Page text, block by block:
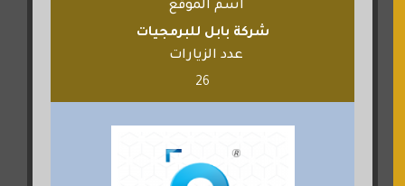
اسم الموقع
شركة بابل للبرمجيات
عدد الزيارات
26